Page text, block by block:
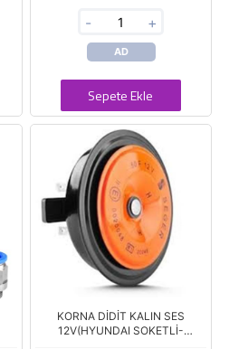
- +
AD
Sepete Ekle
KORNA DİDİT KALIN SES
12V(HYUNDAI SOKETLİ-